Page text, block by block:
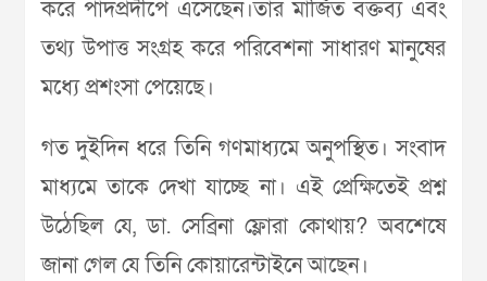
করে পাদপ্রদীপে এসেছেন।তার মার্জিত বক্তব্য এবং
তথ্য উপাত্ত সংগ্রহ করে পরিবেশনা সাধারণ মানুষের
মধ্যে প্রশংসা পেয়েছে।
গত দুইদিন ধরে তিনি গণমাধ্যমে অনুপস্থিত। সংবাদ
মাধ্যমে তাকে দেখা যাচ্ছে না। এই প্রেক্ষিতেই প্রশ্ন
উঠেছিল যে, ডা. সেব্রিনা ফ্লোরা কোথায়? অবশেষে
জানা গেল যে তিনি কোয়ারেন্টাইনে আছেন।